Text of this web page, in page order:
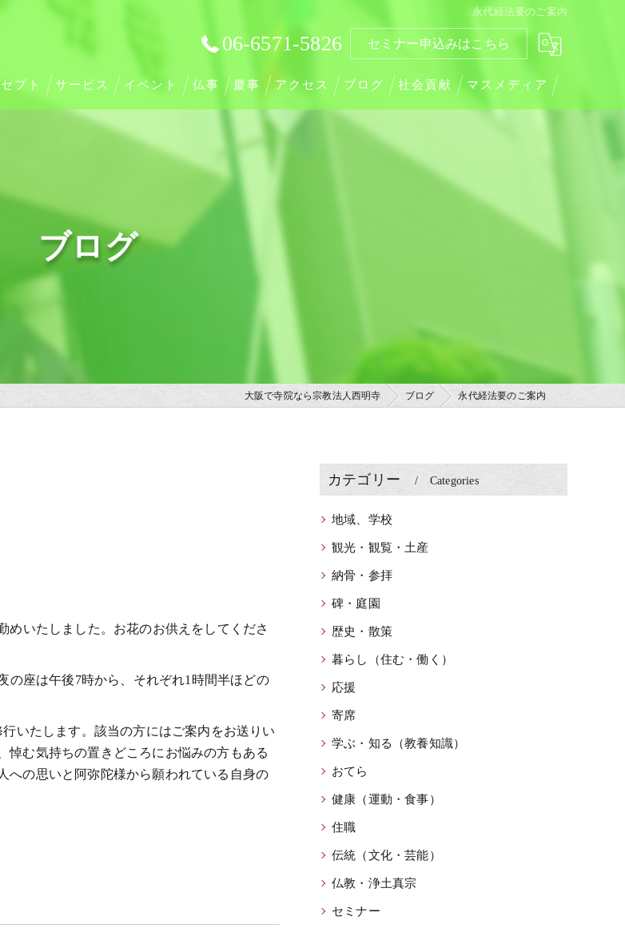
永代経法要のご案内
06-6571-5826 セミナー申込みはこちら
プト サービス イベント 仏事 慶事 アクセス ブログ 社会貢献 マスメディア
ブログ
大阪で寺院なら宗教法人西明寺 ブログ 永代経法要のご案内
めいたしました。お花のお供えをしてくださ
の座は午後7時から、それぞれ1時間半ほどの
いたします。該当の方にはご案内をお送りい
悼む気持ちの置きどころにお悩みの方もある
への思いと阿弥陀様から願われている自身の
カテゴリー Categories
地域、学校
観光・観覧・土産
納骨・参拝
碑・庭園
歴史・散策
暮らし（住む・働く）
応援
寄席
学ぶ・知る（教養知識）
おてら
健康（運動・食事）
住職
伝統（文化・芸能）
仏教・浄土真宗
セミナー